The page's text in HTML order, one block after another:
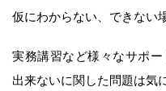
仮にわからない、できない
実務講習など様々なサポー
出来ないに関した問題は気